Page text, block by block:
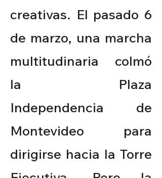
creativas. El pasado 6
de marzo, una marcha
multitudinaria colmó
la Plaza
Independencia de
Montevideo para
dirigirse hacia la Torre